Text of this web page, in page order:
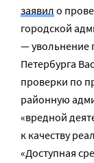
заявило
городской
— увольнение
Петербурга
проверки по
районную
«вредной
к качеству
«Доступная